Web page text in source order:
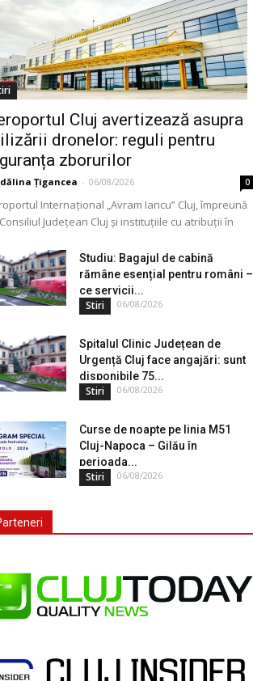
Cluj avertizează asupra
dronelor: reguli pentru
zborurilor
Țigancea - 06/08/2026 0
Internațional „Avram Iancu” Cluj, împreună
Județean Cluj și instituțiile cu atribuții în
Studiu: Bagajul de cabină
rămâne esențial pentru români –
ce servicii...
Stiri 06/08/2026
Spitalul Clinic Județean de
Urgență Cluj face angajări: sunt
disponibile 75...
Stiri 06/08/2026
Curse de noapte pe linia M51
Cluj-Napoca – Gilău în
perioada...
Stiri 06/08/2026